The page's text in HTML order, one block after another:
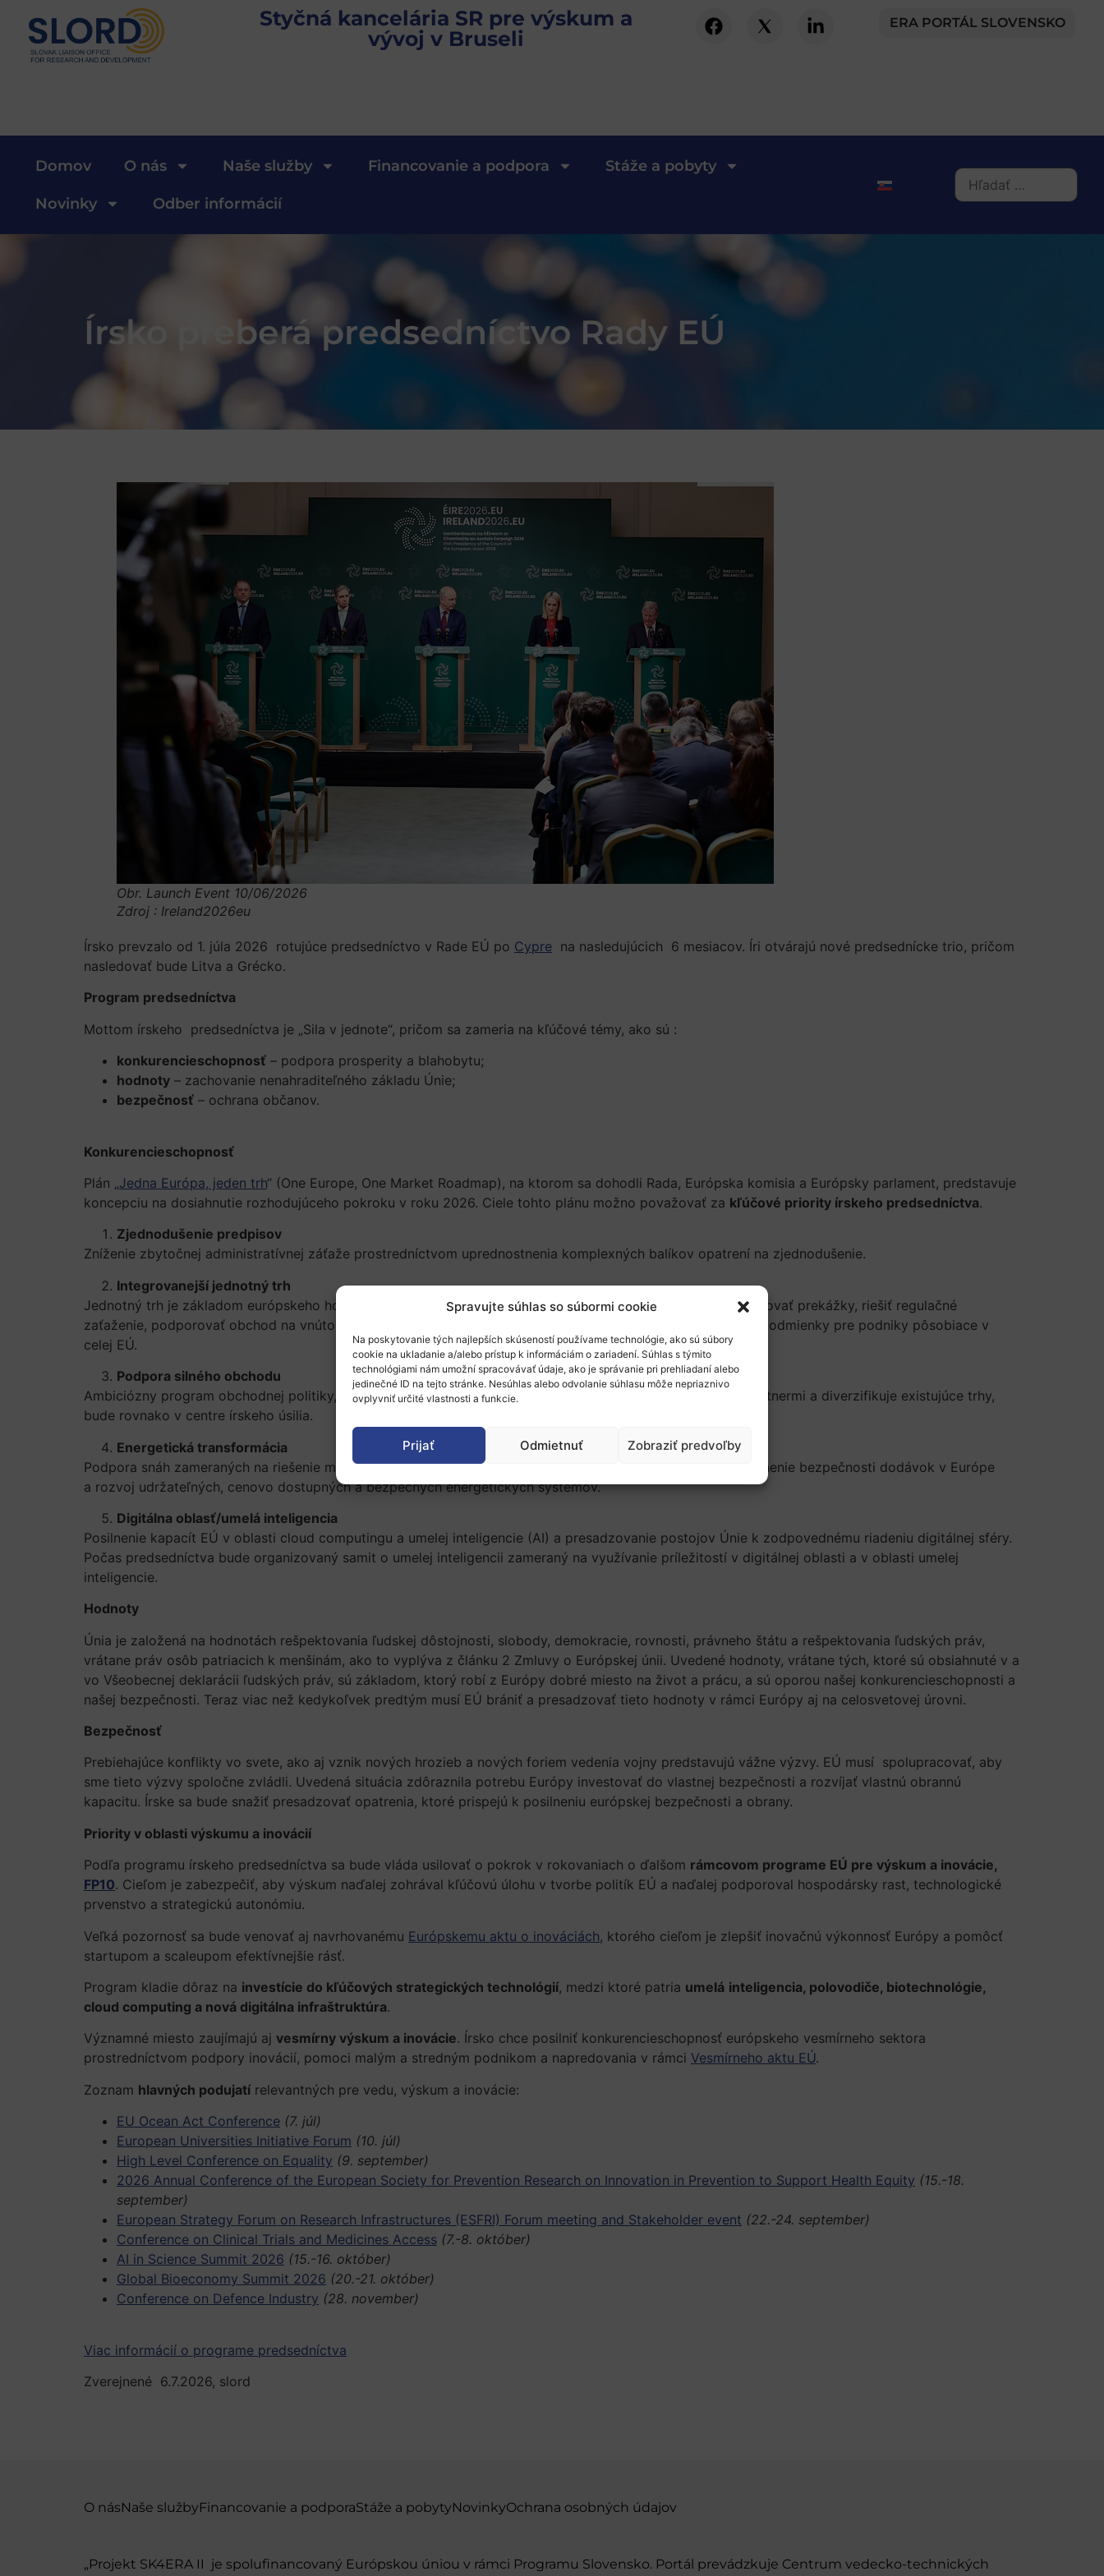
Spravujte súhlas so súbormi cookie
Na poskytovanie tých najlepších skúseností používame technológie, ako sú súbory
cookie na ukladanie a/alebo prístup k informáciám o zariadení. Súhlas s týmito
technológiami nám umožní spracovávať údaje, ako je správanie pri prehliadaní alebo
jedinečné ID na tejto stránke. Nesúhlas alebo odvolanie súhlasu môže nepriaznivo
ovplyvniť určité vlastnosti a funkcie.
Prijať Odmietnuť Zobraziť predvoľby
Styčná kancelária SR pre výskum a
vývoj v Bruseli
ERA PORTÁL SLOVENSKO
Domov O nás Naše služby Financovanie a podpora Stáže a pobyty
Novinky Odber informácií
Írsko preberá predsedníctvo Rady EÚ
Obr. Launch Event 10/06/2026
Zdroj : Ireland2026eu
Írsko prevzalo od 1. júla 2026 rotujúce predsedníctvo v Rade EÚ po Cypre na nasledujúcich 6 mesiacov. Íri otvárajú nové predsednícke trio, pričom
nasledovať bude Litva a Grécko.
Program predsedníctva
Mottom írskeho predsedníctva je „Sila v jednote“, pričom sa zameria na kľúčové témy, ako sú :
konkurencieschopnosť – podpora prosperity a blahobytu;
hodnoty – zachovanie nenahraditeľného základu Únie;
bezpečnosť – ochrana občanov.
Konkurencieschopnosť
Plán „Jedna Európa, jeden trh“ (One Europe, One Market Roadmap), na ktorom sa dohodli Rada, Európska komisia a Európsky parlament, predstavuje
koncepciu na dosiahnutie rozhodujúceho pokroku v roku 2026. Ciele tohto plánu možno považovať za kľúčové priority írskeho predsedníctva.
Zjednodušenie predpisov
Zníženie zbytočnej administratívnej záťaže prostredníctvom uprednostnenia komplexných balíkov opatrení na zjednodušenie.
Integrovanejší jednotný trh
Jednotný trh je základom európskeho hospodárstva a prosperity. Írske predsedníctvo sa bude snažiť odstraňovať prekážky, riešiť regulačné
zaťaženie, podporovať obchod na vnútornom trhu, urýchľovať digitálnu transformáciu a zabezpečiť rovnaké podmienky pre podniky pôsobiace v
celej EÚ.
Podpora silného obchodu
Ambiciózny program obchodnej politiky, ktorý posilňuje obchodné vzťahy EÚ so spoľahlivými globálnymi partnermi a diverzifikuje existujúce trhy,
bude rovnako v centre írskeho úsilia.
Energetická transformácia
Podpora snáh zameraných na riešenie mimoriadnej energetickej krízy, ktorej čelí Európa. Prioritou bude posilnenie bezpečnosti dodávok v Európe
a rozvoj udržateľných, cenovo dostupných a bezpečných energetických systémov.
Digitálna oblasť/umelá inteligencia
Posilnenie kapacít EÚ v oblasti cloud computingu a umelej inteligencie (AI) a presadzovanie postojov Únie k zodpovednému riadeniu digitálnej sféry.
Počas predsedníctva bude organizovaný samit o umelej inteligencii zameraný na využívanie príležitostí v digitálnej oblasti a v oblasti umelej
inteligencie.
Hodnoty
Únia je založená na hodnotách rešpektovania ľudskej dôstojnosti, slobody, demokracie, rovnosti, právneho štátu a rešpektovania ľudských práv,
vrátane práv osôb patriacich k menšinám, ako to vyplýva z článku 2 Zmluvy o Európskej únii. Uvedené hodnoty, vrátane tých, ktoré sú obsiahnuté v a
vo Všeobecnej deklarácii ľudských práv, sú základom, ktorý robí z Európy dobré miesto na život a prácu, a sú oporou našej konkurencieschopnosti a
našej bezpečnosti. Teraz viac než kedykoľvek predtým musí EÚ brániť a presadzovať tieto hodnoty v rámci Európy aj na celosvetovej úrovni.
Bezpečnosť
Prebiehajúce konflikty vo svete, ako aj vznik nových hrozieb a nových foriem vedenia vojny predstavujú vážne výzvy. EÚ musí spolupracovať, aby
sme tieto výzvy spoločne zvládli. Uvedená situácia zdôraznila potrebu Európy investovať do vlastnej bezpečnosti a rozvíjať vlastnú obrannú
kapacitu. Írske sa bude snažiť presadzovať opatrenia, ktoré prispejú k posilneniu európskej bezpečnosti a obrany.
Priority v oblasti výskumu a inovácií
Podľa programu írskeho predsedníctva sa bude vláda usilovať o pokrok v rokovaniach o ďalšom rámcovom programe EÚ pre výskum a inovácie,
FP10. Cieľom je zabezpečiť, aby výskum naďalej zohrával kľúčovú úlohu v tvorbe politík EÚ a naďalej podporoval hospodársky rast, technologické
prvenstvo a strategickú autonómiu.
Veľká pozornosť sa bude venovať aj navrhovanému Európskemu aktu o inováciách, ktorého cieľom je zlepšiť inovačnú výkonnosť Európy a pomôcť
startupom a scaleupom efektívnejšie rásť.
Program kladie dôraz na investície do kľúčových strategických technológií, medzi ktoré patria umelá inteligencia, polovodiče, biotechnológie,
cloud computing a nová digitálna infraštruktúra.
Významné miesto zaujímajú aj vesmírny výskum a inovácie. Írsko chce posilniť konkurencieschopnosť európskeho vesmírneho sektora
prostredníctvom podpory inovácií, pomoci malým a stredným podnikom a napredovania v rámci Vesmírneho aktu EÚ.
Zoznam hlavných podujatí relevantných pre vedu, výskum a inovácie:
EU Ocean Act Conference (7. júl)
European Universities Initiative Forum (10. júl)
High Level Conference on Equality (9. september)
2026 Annual Conference of the European Society for Prevention Research on Innovation in Prevention to Support Health Equity (15.-18.
september)
European Strategy Forum on Research Infrastructures (ESFRI) Forum meeting and Stakeholder event (22.-24. september)
Conference on Clinical Trials and Medicines Access (7.-8. október)
AI in Science Summit 2026 (15.-16. október)
Global Bioeconomy Summit 2026 (20.-21. október)
Conference on Defence Industry (28. november)
Viac informácií o programe predsedníctva
Zverejnené 6.7.2026, slord
O násNaše službyFinancovanie a podporaStáže a pobytyNovinkyOchrana osobných údajov
„Projekt SK4ERA II je spolufinancovaný Európskou úniou v rámci Programu Slovensko. Portál prevádzkuje Centrum vedecko-technických